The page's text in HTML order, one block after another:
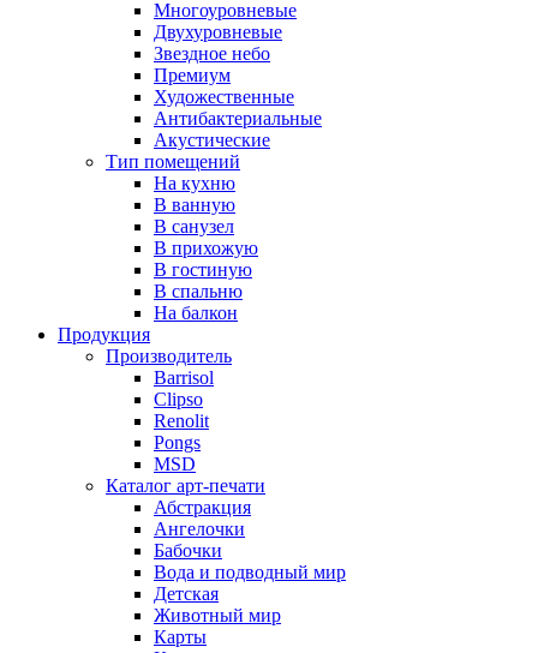
Многоуровневые
Двухуровневые
Звездное небо
Премиум
Художественные
Антибактериальные
Акустические
Тип помещений
На кухню
В ванную
В санузел
В прихожую
В гостиную
В спальню
На балкон
Продукция
Производитель
Barrisol
Clipso
Renolit
Pongs
MSD
Каталог арт-печати
Абстракция
Ангелочки
Бабочки
Вода и подводный мир
Детская
Животный мир
Карты